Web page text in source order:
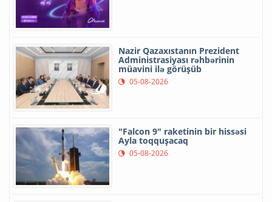
Nazir Qazaxıstanın Prezident
Administrasiyası rəhbərinin
müavini ilə görüşüb
05-08-2026
"Falcon 9" raketinin bir hissəsi
Ayla toqquşacaq
05-08-2026